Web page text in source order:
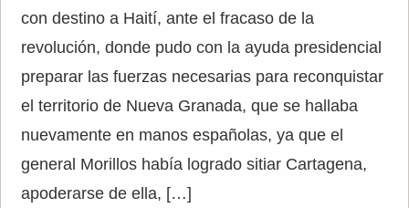
con destino a Haití, ante el fracaso de la
revolución, donde pudo con la ayuda presidencial
preparar las fuerzas necesarias para reconquistar
el territorio de Nueva Granada, que se hallaba
nuevamente en manos españolas, ya que el
general Morillos había logrado sitiar Cartagena,
apoderarse de ella, […]